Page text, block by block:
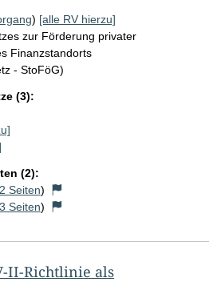
) [alle RV hierzu]
zur Förderung privater
Finanzstandorts
- StoFöG)
(3):
(2):
Seiten)
Seiten)
II-Richtlinie als